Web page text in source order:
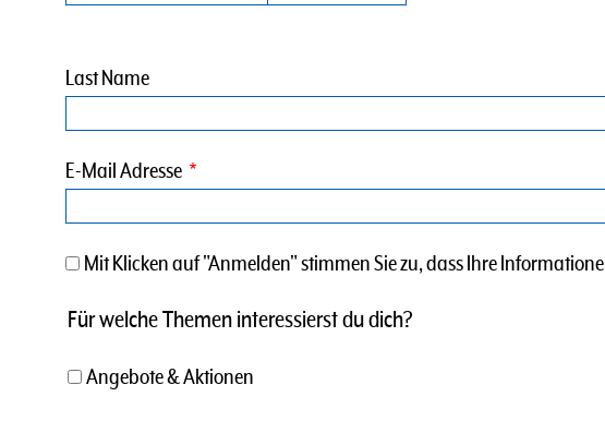
E-Mail Adresse
Last Name
Mit Klicken auf "Anmelden" stimmen Sie zu, dass Ihre
Für welche Themen interessierst du dich?
Angebote & Aktionen